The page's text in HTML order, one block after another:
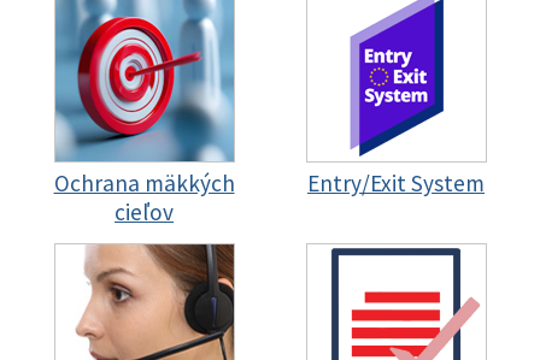
Ochrana mäkkých
cieľov
Entry/Exit System